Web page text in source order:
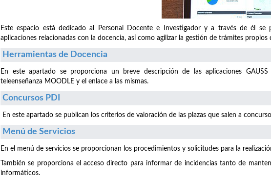
Este espacio está dedicado al Personal Docente e Investigador y a través de él se
aplicaciones relacionadas con la docencia, así como agilizar la gestión de trámites propios
Herramientas de Docencia
En este apartado se proporciona un breve descripción de las aplicaciones
teleenseñanza MOODLE y el enlace a las mismas.
Concursos PDI
En este apartado se publican los criterios de valoración de las plazas que salen a
Menú de Servicios
En el menú de servicios se proporcionan los procedimientos y solicitudes para la
También se proporciona el acceso directo para informar de incidencias tanto de
informáticos.